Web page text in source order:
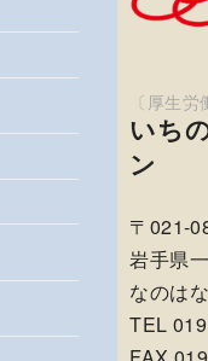
いち
ン
〒021-
岩手県
なのは
TEL